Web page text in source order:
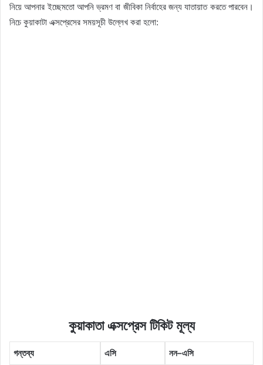
নিয়ে আপনার ইচ্ছেমতো আপনি ভ্রমণ বা জীবিকা নির্বাহের জন্য যাতায়াত করতে পারবেন।
নিচে কুয়াকাটা এক্সপ্রেসের সময়সূচী উল্লেখ করা হলো:
কুয়াকাতা এক্সপ্রেস টিকিট মূল্য
গন্তব্য এসি নন–এসি